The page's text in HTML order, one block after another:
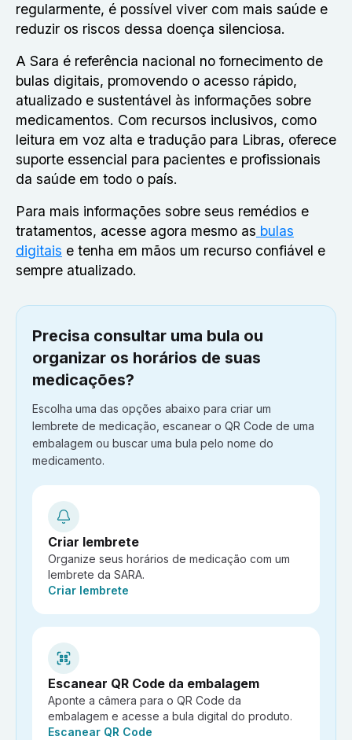
regularmente, é possível viver com mais saúde e
reduzir os riscos dessa doença silenciosa.
A Sara é referência nacional no fornecimento de
bulas digitais, promovendo o acesso rápido,
atualizado e sustentável às informações sobre
medicamentos. Com recursos inclusivos, como
leitura em voz alta e tradução para Libras, oferece
suporte essencial para pacientes e profissionais
da saúde em todo o país.
Para mais informações sobre seus remédios e
tratamentos, acesse agora mesmo as bulas
digitais e tenha em mãos um recurso confiável e
sempre atualizado.
Precisa consultar uma bula ou
organizar os horários de suas
medicações?
Escolha uma das opções abaixo para criar um
lembrete de medicação, escanear o QR Code de uma
embalagem ou buscar uma bula pelo nome do
medicamento.
Criar lembrete
Organize seus horários de medicação com um
lembrete da SARA.
Ação:
Criar lembrete
Escanear QR Code da embalagem
Aponte a câmera para o QR Code da
embalagem e acesse a bula digital do produto.
Ação:
Escanear QR Code